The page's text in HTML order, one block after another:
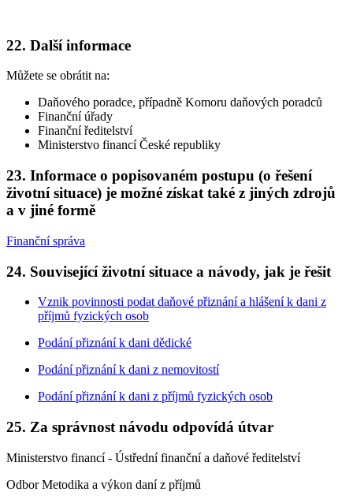
22. Další informace
Můžete se obrátit na:
Daňového poradce, případně Komoru daňových poradců
Finanční úřady
Finanční ředitelství
Ministerstvo financí České republiky
23. Informace o popisovaném postupu (o řešení
životní situace) je možné získat také z jiných zdrojů
a v jiné formě
Finanční správa
24. Související životní situace a návody, jak je řešit
Vznik povinnosti podat daňové přiznání a hlášení k dani z
příjmů fyzických osob
Podání přiznání k dani dědické
Podání přiznání k dani z nemovitostí
Podání přiznání k dani z příjmů fyzických osob
25. Za správnost návodu odpovídá útvar
Ministerstvo financí - Ústřední finanční a daňové ředitelství
Odbor Metodika a výkon daní z příjmů